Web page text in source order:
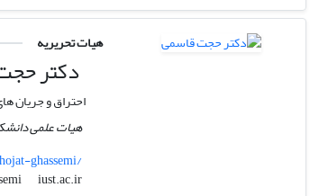
هیات تحریریه
دکتر
احتراق و جریان
هیات علمی
ghassemi/
h_ghassemi
iust.ac.ir